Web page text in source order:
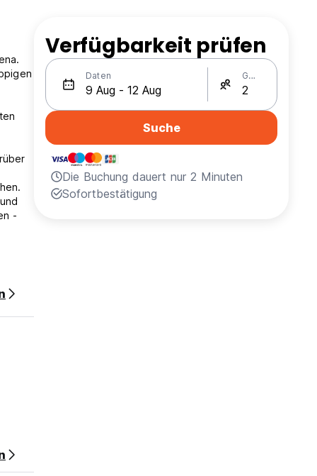
-
Verfügbarkeit prüfen
Daten Gäste
Suche
Die Buchung dauert nur 2 Minuten
Sofortbestätigung